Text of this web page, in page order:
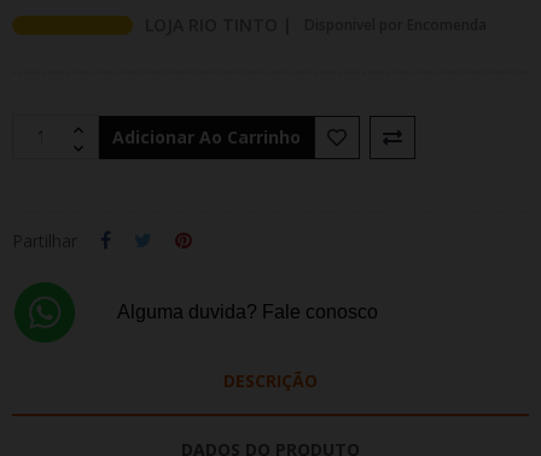
Adicionar Ao Carrinho
Alguma duvida? Fale conosco
DESCRIÇÃO
DADOS DO PRODUTO